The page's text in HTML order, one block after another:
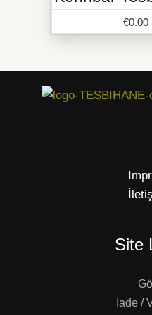
€0.00
Site
İade /